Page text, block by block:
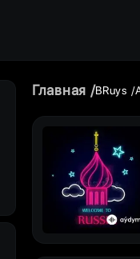
Главная BRuys